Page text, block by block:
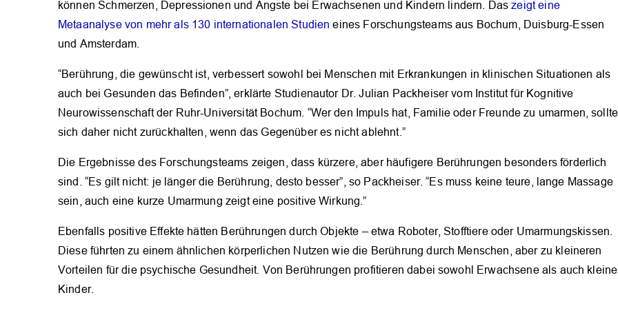
OK
können Schmerzen, Depressionen und Ängste bei Erwachsenen und Kindern lindern. Das zeigt eine
Metaanalyse von mehr als 130 internationalen Studien eines Forschungsteams aus Bochum, Duisburg-Essen
und Amsterdam.
“Berührung, die gewünscht ist, verbessert sowohl bei Menschen mit Erkrankungen in klinischen Situationen als
auch bei Gesunden das Befinden”, erklärte Studienautor Dr. Julian Packheiser vom Institut für Kognitive
Neurowissenschaft der Ruhr-Universität Bochum. “Wer den Impuls hat, Familie oder Freunde zu umarmen, sollte
sich daher nicht zurückhalten, wenn das Gegenüber es nicht ablehnt.”
Die Ergebnisse des Forschungsteams zeigen, dass kürzere, aber häufigere Berührungen besonders förderlich
sind. “Es gilt nicht: je länger die Berührung, desto besser”, so Packheiser. “Es muss keine teure, lange Massage
sein, auch eine kurze Umarmung zeigt eine positive Wirkung.”
Ebenfalls positive Effekte hätten Berührungen durch Objekte – etwa Roboter, Stofftiere oder Umarmungskissen.
Diese führten zu einem ähnlichen körperlichen Nutzen wie die Berührung durch Menschen, aber zu kleineren
Vorteilen für die psychische Gesundheit. Von Berührungen profitieren dabei sowohl Erwachsene als auch kleine
Kinder.